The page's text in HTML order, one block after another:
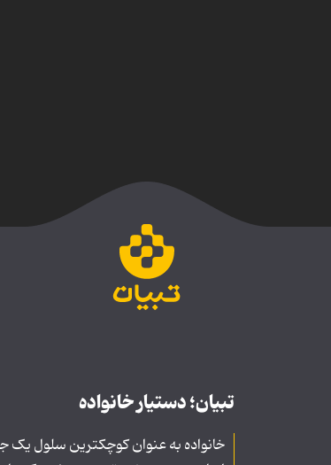
تبیان؛ دستیار خانواده
خانواده به عنوان کوچکترین سلول یک